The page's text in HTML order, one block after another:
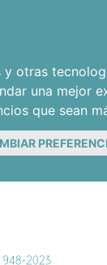
otras
una mejor
que sean